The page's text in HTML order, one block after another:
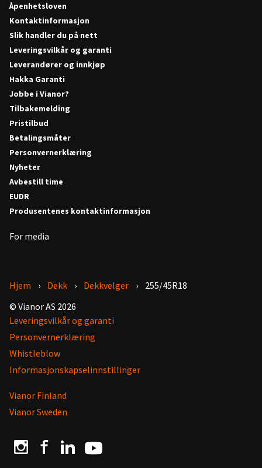
Åpenhetsloven
Kontaktinformasjon
Slik handler du på nett
Leveringsvilkår og garanti
Leverandører og innkjøp
Hakka Garanti
Jobbe i Vianor?
Tilbakemelding
Pristilbud
Betalingsmåter
Personvernerklæring
Nyheter
Avbestill time
EUDR
Produsentenes kontaktinformasjon
For media
Hjem Dekk Dekkvelger
255/45R18
© Vianor AS 2026
Leveringsvilkår og garanti
Personvernerklæring
Whistleblow
Informasjonskapselinnstillinger
Vianor Finland
Vianor Sweden